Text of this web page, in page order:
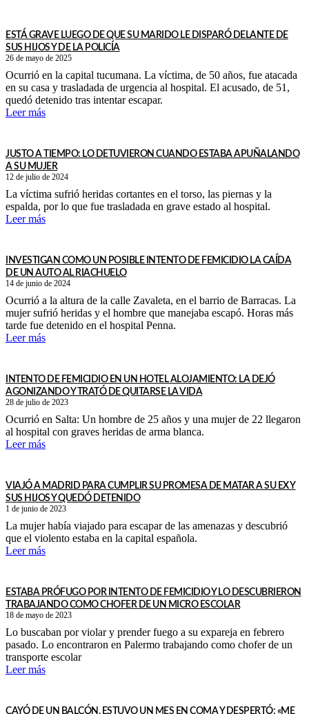
ESTÁ GRAVE LUEGO DE QUE SU MARIDO LE DISPARÓ DELANTE DE
SUS HIJOS Y DE LA POLICÍA
26 de mayo de 2025
Ocurrió en la capital tucumana. La víctima, de 50 años, fue atacada
en su casa y trasladada de urgencia al hospital. El acusado, de 51,
quedó detenido tras intentar escapar.
Leer más
JUSTO A TIEMPO: LO DETUVIERON CUANDO ESTABA APUÑALANDO
A SU MUJER
12 de julio de 2024
La víctima sufrió heridas cortantes en el torso, las piernas y la
espalda, por lo que fue trasladada en grave estado al hospital.
Leer más
INVESTIGAN COMO UN POSIBLE INTENTO DE FEMICIDIO LA CAÍDA
DE UN AUTO AL RIACHUELO
14 de junio de 2024
Ocurrió a la altura de la calle Zavaleta, en el barrio de Barracas. La
mujer sufrió heridas y el hombre que manejaba escapó. Horas más
tarde fue detenido en el hospital Penna.
Leer más
INTENTO DE FEMICIDIO EN UN HOTEL ALOJAMIENTO: LA DEJÓ
AGONIZANDO Y TRATÓ DE QUITARSE LA VIDA
28 de julio de 2023
Ocurrió en Salta: Un hombre de 25 años y una mujer de 22 llegaron
al hospital con graves heridas de arma blanca.
Leer más
VIAJÓ A MADRID PARA CUMPLIR SU PROMESA DE MATAR A SU EX Y
SUS HIJOS Y QUEDÓ DETENIDO
1 de junio de 2023
La mujer había viajado para escapar de las amenazas y descubrió
que el violento estaba en la capital española.
Leer más
ESTABA PRÓFUGO POR INTENTO DE FEMICIDIO Y LO DESCUBRIERON
TRABAJANDO COMO CHOFER DE UN MICRO ESCOLAR
18 de mayo de 2023
Lo buscaban por violar y prender fuego a su expareja en febrero
pasado. Lo encontraron en Palermo trabajando como chofer de un
transporte escolar
Leer más
CAYÓ DE UN BALCÓN, ESTUVO UN MES EN COMA Y DESPERTÓ: «ME